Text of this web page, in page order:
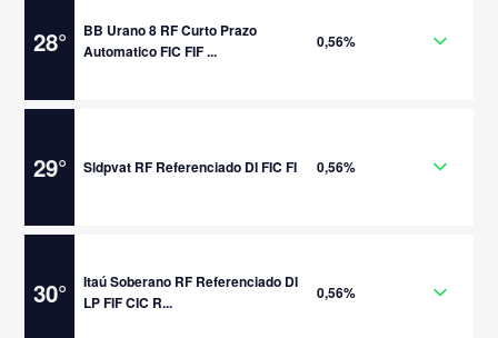
28°
BB Urano 8 RF Curto Prazo
Automatico FIC FIF ...
0,56%
29° Sldpvat RF Referenciado DI FIC FI 0,56%
30°
Itaú Soberano RF Referenciado DI
LP FIF CIC R...
0,56%